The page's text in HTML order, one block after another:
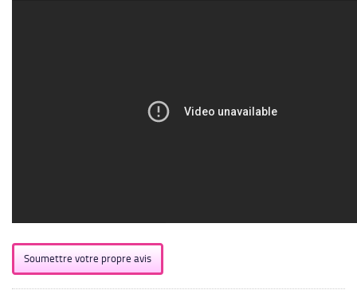
Soumettre votre propre avis